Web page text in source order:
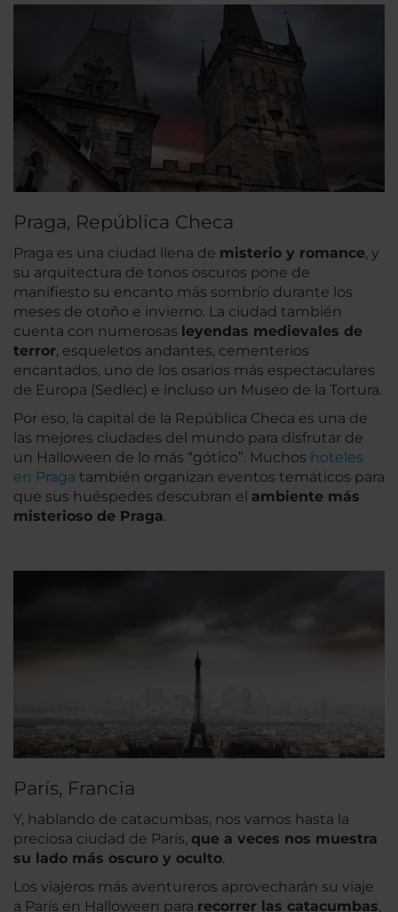
Praga, República Checa
Praga es una ciudad llena de misterio y romance, y
su arquitectura de tonos oscuros pone de
manifiesto su encanto más sombrío durante los
meses de otoño e invierno. La ciudad también
cuenta con numerosas leyendas medievales de
terror, esqueletos andantes, cementerios
encantados, uno de los osarios más espectaculares
de Europa (Sedlec) e incluso un Museo de la Tortura.
Por eso, la capital de la República Checa es una de
las mejores ciudades del mundo para disfrutar de
un Halloween de lo más “gótico”. Muchos hoteles
en Praga también organizan eventos temáticos para
que sus huéspedes descubran el ambiente más
misterioso de Praga.
París, Francia
Y, hablando de catacumbas, nos vamos hasta la
preciosa ciudad de París, que a veces nos muestra
su lado más oscuro y oculto.
Los viajeros más aventureros aprovecharán su viaje
a París en Halloween para recorrer las catacumbas,